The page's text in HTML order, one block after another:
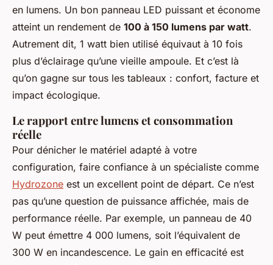
en lumens. Un bon panneau LED puissant et économe
atteint un rendement de 100 à 150 lumens par watt.
Autrement dit, 1 watt bien utilisé équivaut à 10 fois
plus d’éclairage qu’une vieille ampoule. Et c’est là
qu’on gagne sur tous les tableaux : confort, facture et
impact écologique.
Le rapport entre lumens et consommation
réelle
Pour dénicher le matériel adapté à votre
configuration, faire confiance à un spécialiste comme
Hydrozone est un excellent point de départ. Ce n’est
pas qu’une question de puissance affichée, mais de
performance réelle. Par exemple, un panneau de 40
W peut émettre 4 000 lumens, soit l’équivalent de
300 W en incandescence. Le gain en efficacité est